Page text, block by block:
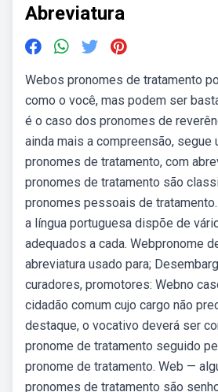
Abreviatura
Webos pronomes de tratamento
como o você, mas podem ser
é o caso dos pronomes de
ainda mais a compreensão, segue
pronomes de tratamento, com
pronomes de tratamento são
pronomes pessoais de
a língua portuguesa dispõe de
adequados a cada. Webpronome
abreviatura usado para;
curadores, promotores: Webno
cidadão comum cujo cargo não
destaque, o vocativo deverá ser
pronome de tratamento seguido
pronome de tratamento. Web —
pronomes de tratamento são